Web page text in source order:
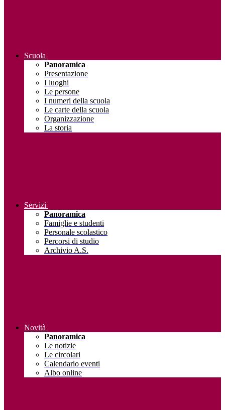
Scuola
Panoramica
Presentazione
I luoghi
Le persone
I numeri della scuola
Le carte della scuola
Organizzazione
La storia
Servizi
Panoramica
Famiglie e studenti
Personale scolastico
Percorsi di studio
Archivio A.S.
Novità
Panoramica
Le notizie
Le circolari
Calendario eventi
Albo online